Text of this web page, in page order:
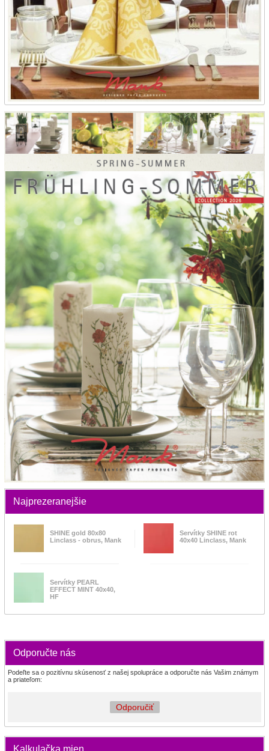
Najprezeranejšie
SHINE gold 80x80
Linclass - obrus, Mank
Servítky SHINE rot
40x40 Linclass, Mank
Servítky PEARL
EFFECT MINT 40x40,
HF
Odporučte nás
Podeľte sa o pozitívnu skúsenosť z našej spolupráce a odporučte nás Vašim známym
a priateľom:
Odporučiť